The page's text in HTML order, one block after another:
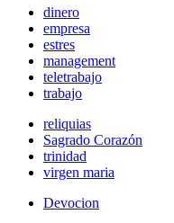
dinero
empresa
estres
management
teletrabajo
trabajo
reliquias
Sagrado Corazón
trinidad
virgen maria
Devocion